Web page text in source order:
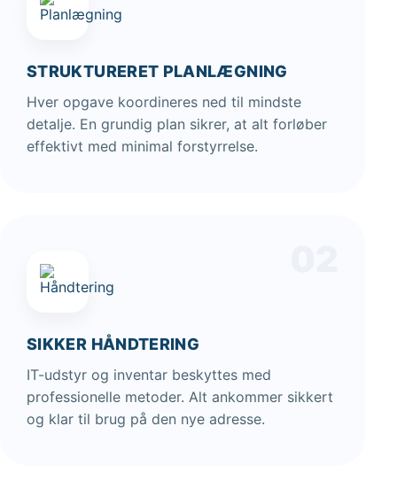
STRUKTURERET PLANLÆGNING
Hver opgave koordineres ned til mindste
detalje. En grundig plan sikrer, at alt forløber
effektivt med minimal forstyrrelse.
SIKKER HÅNDTERING
IT-udstyr og inventar beskyttes med
professionelle metoder. Alt ankommer sikkert
og klar til brug på den nye adresse.